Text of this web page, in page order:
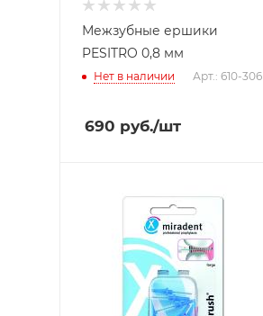
Межзубные ершики
PESITRO 0,8 мм
Нет в наличии Арт.: 610-306
690 руб./шт